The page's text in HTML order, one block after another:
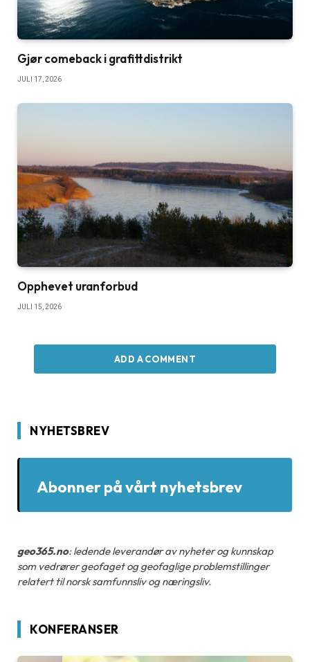
Gjør comeback i grafittdistrikt
JULI 17, 2026
Opphevet uranforbud
JULI 15, 2026
ADD A COMMENT
NYHETSBREV
Abonner på vårt nyhetsbrev
geo365.no: ledende leverandør av nyheter og kunnskap
som vedrører geofaget og geofaglige problemstillinger
relatert til norsk samfunnsliv og næringsliv.
KONFERANSER